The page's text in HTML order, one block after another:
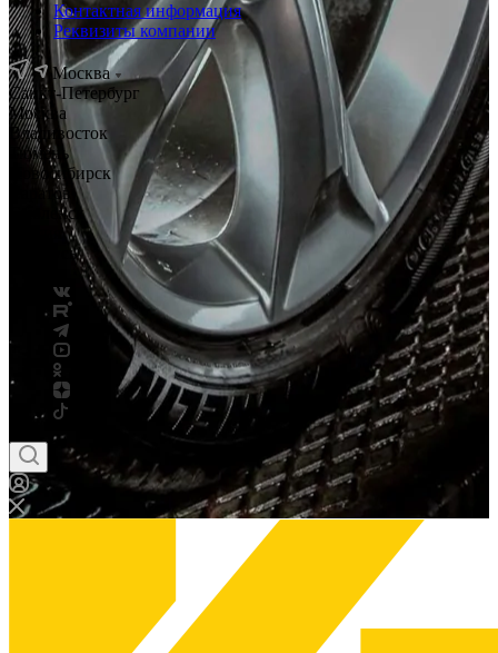
Контактная информация
Реквизиты компании
Москва
Санкт-Петербург
Москва
Владивосток
Тюмень
Новосибирск
Саратов
Смоленск
Беларусь